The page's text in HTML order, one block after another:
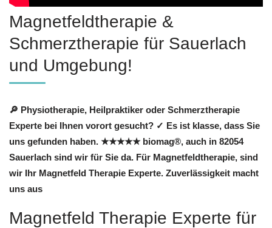
Magnetfeldtherapie &
Schmerztherapie für Sauerlach
und Umgebung!
🔎 Physiotherapie, Heilpraktiker oder Schmerztherapie
Experte bei Ihnen vorort gesucht? ✓ Es ist klasse, dass Sie
uns gefunden haben. ★★★★★ biomag®, auch in 82054
Sauerlach sind wir für Sie da. Für Magnetfeldtherapie, sind
wir Ihr Magnetfeld Therapie Experte. Zuverlässigkeit macht
uns aus
Magnetfeld Therapie Experte für